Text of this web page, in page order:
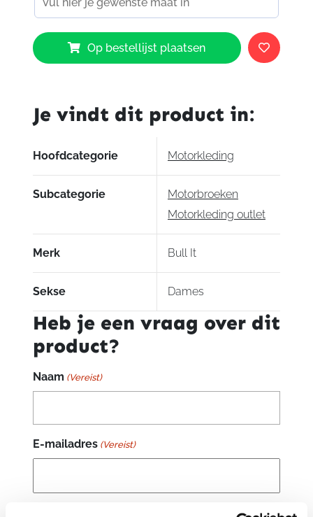
Bull
It
Icona
Op bestellijst plaatsen
Je vindt dit product in:
Hoofdcategorie Motorkleding
Subcategorie
Motorbroeken
Motorkleding outlet
Merk Bull It
Sekse Dames
Heb je een vraag over dit
product?
Naam (Vereist)
E-mailadres (Vereist)